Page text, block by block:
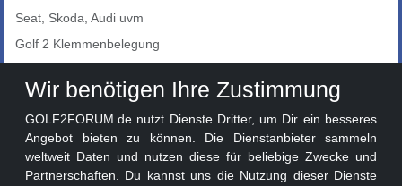
Seat, Skoda, Audi uvm
Golf 2 Klemmenbelegung
Auto-Showroom
Golf 2 Lackcodes
Sonderversionen
Wir benötigen Ihre Zustimmung
GOLF2FORUM.de nutzt Dienste Dritter, um Dir ein besseres
Angebot bieten zu können. Die Dienstanbieter sammeln
weltweit Daten und nutzen diese für beliebige Zwecke und
Partnerschaften. Du kannst uns die Nutzung dieser Dienste